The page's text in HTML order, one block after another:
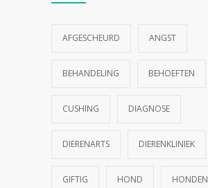
AFGESCHEURD ANGST
BEHANDELING BEHOEFTEN
CUSHING DIAGNOSE
DIERENARTS DIERENKLINIEK
GIFTIG HOND HONDEN